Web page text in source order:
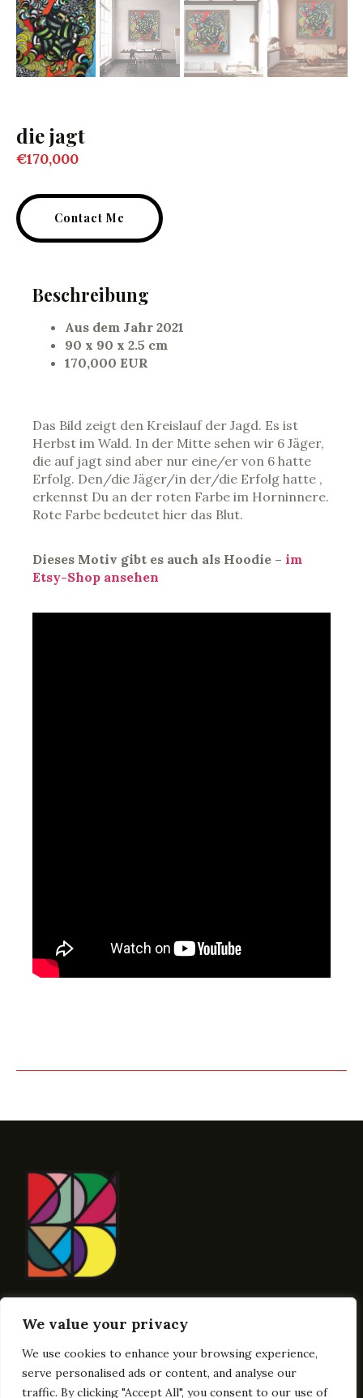
We value your privacy
We use cookies to enhance your browsing experience,
serve personalised ads or content, and analyse our
traffic. By clicking "Accept All", you consent to our use of
die jagt
€170,000
Contact Me
Beschreibung
Aus dem Jahr 2021
90 x 90 x 2.5 cm
170,000 EUR
Das Bild zeigt den Kreislauf der Jagd. Es ist
Herbst im Wald. In der Mitte sehen wir 6 Jäger,
die auf jagt sind aber nur eine/er von 6 hatte
Erfolg. Den/die Jäger/in der/die Erfolg hatte ,
erkennst Du an der roten Farbe im Horninnere.
Rote Farbe bedeutet hier das Blut.
Dieses Motiv gibt es auch als Hoodie – im
Etsy-Shop ansehen
Info@BublikArt
Links Get In Touch